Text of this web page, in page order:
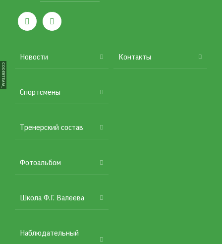
 
Подвал
Новости
Спортсмены
Тренерский состав
Фотоальбом
Школа Ф.Г. Валеева
Наблюдательный
Контакты